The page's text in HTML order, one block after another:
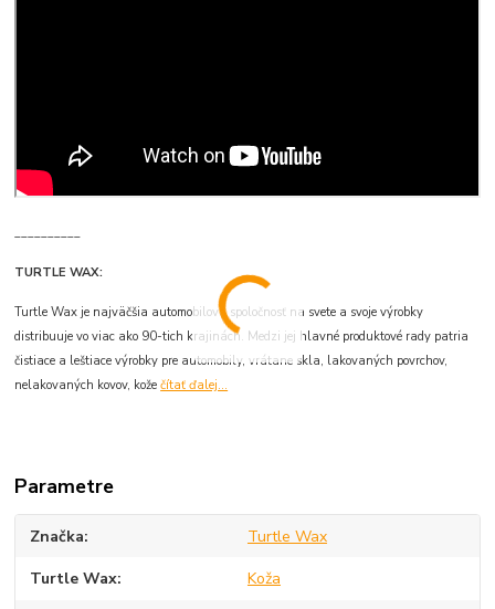
TURTLE WAX:
Turtle Wax je najväčšia automobilová spoločnosť na svete a svoje výrobky
distribuuje vo viac ako 90-tich krajinách. Medzi jej hlavné produktové rady patria
čistiace a leštiace výrobky pre automobily, vrátane skla, lakovaných povrchov,
nelakovaných kovov, kožečítať ďalej...
Parametre
Značka Turtle Wax
Turtle Wax Koža